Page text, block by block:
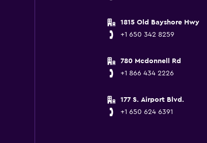
1815 Old Bayshore Hwy
+1 650 342 8259
780 Mcdonnell Rd
+1 866 434 2226
177 S. Airport Blvd.
+1 650 624 6391